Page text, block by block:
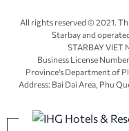
All rights reserved © 2021.
Starbay and
STARBAY VIET
Business License
Province’s Department of
Address: Bai Dai Area, Phu